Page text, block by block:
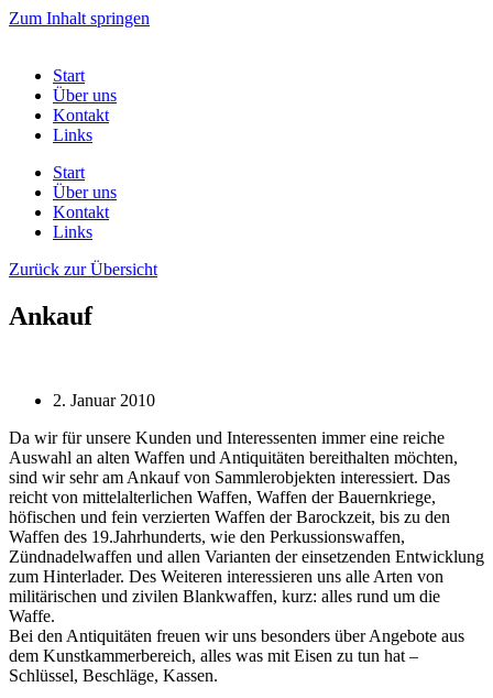
Zum Inhalt springen
Start
Über uns
Kontakt
Links
Start
Über uns
Kontakt
Links
Zurück zur Übersicht
Ankauf
2. Januar 2010
Da wir für unsere Kunden und Interessenten immer eine reiche
Auswahl an alten Waffen und Antiquitäten bereithalten möchten,
sind wir sehr am Ankauf von Sammlerobjekten interessiert. Das
reicht von mittelalterlichen Waffen, Waffen der Bauernkriege,
höfischen und fein verzierten Waffen der Barockzeit, bis zu den
Waffen des 19.Jahrhunderts, wie den Perkussionswaffen,
Zündnadelwaffen und allen Varianten der einsetzenden Entwicklung
zum Hinterlader. Des Weiteren interessieren uns alle Arten von
militärischen und zivilen Blankwaffen, kurz: alles rund um die
Waffe.
Bei den Antiquitäten freuen wir uns besonders über Angebote aus
dem Kunstkammerbereich, alles was mit Eisen zu tun hat –
Schlüssel, Beschläge, Kassen.